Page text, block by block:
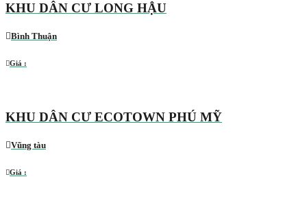
KHU DÂN CƯ LONG HẬU
Bình Thuận
Giá :
KHU DÂN CƯ ECOTOWN PHÚ MỸ
Vũng tàu
Giá :